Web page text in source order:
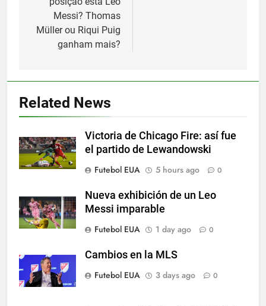
Messi? Thomas
Müller ou Riqui Puig
ganham mais?
Related News
Victoria de Chicago Fire: así fue
el partido de Lewandowski
Futebol EUA
5 hours ago 0
Nueva exhibición de un Leo
Messi imparable
Futebol EUA
1 day ago 0
Cambios en la MLS
Futebol EUA
3 days ago 0
Histórico: a MLS baixa as
6
é conhecida
SPORTS
7
Exibição: duas assistências de
Leo Messi e hat-trick de Luis
SPORTS